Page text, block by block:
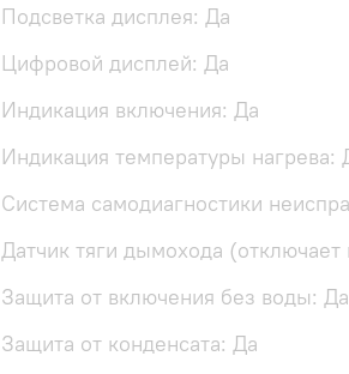
Подсветка дисплея: Да
Цифровой дисплей: Да
Индикация включения: Да
Индикация температуры нагрева:
Система самодиагностики
Датчик тяги дымохода (отключает
Защита от включения без воды: Да
Защита от конденсата: Да